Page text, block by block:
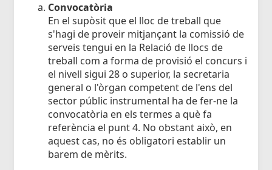
Convocatòria
En el supòsit que el lloc de treball que
s'hagi de proveir mitjançant la comissió de
serveis tengui en la Relació de llocs de
treball com a forma de provisió el concurs i
el nivell sigui 28 o superior, la secretaria
general o l'òrgan competent de l'ens del
sector públic instrumental ha de fer-ne la
convocatòria en els termes a què fa
referència el punt 4. No obstant això, en
aquest cas, no és obligatori establir un
barem de mèrits.